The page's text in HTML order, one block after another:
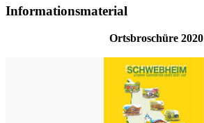
Informationsmaterial
Ortsbroschüre 2020